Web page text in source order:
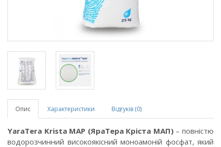
Опис Характеристики Відгуків (0)
YaraTera Krista MAP (ЯраТера Кріста МАП)– повністю
водорозчинний високоякісний моноамоній фосфат, який